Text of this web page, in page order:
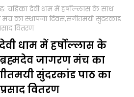
चंडिका देवी धाम में हर्षोल्लास के साथ
मंच का स्थापना दिवस,संगीतमयी सुंदरकांड
वितरण
धाम में हर्षोल्लास के
जागरण मंच का
सुंदरकांड पाठ का
वितरण